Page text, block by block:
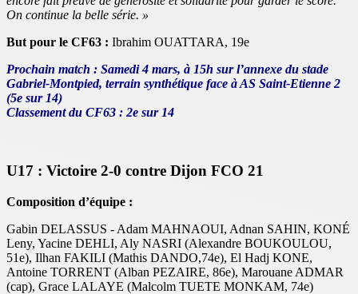
On continue la belle série. »
But pour le CF63 : Ibrahim OUATTARA, 19e
Prochain match : Samedi 4 mars, à 15h sur l’annexe du stade
Gabriel-Montpied, terrain synthétique face à AS Saint-Etienne 2
(5e sur 14)
Classement du CF63 : 2e sur 14
U17 : Victoire 2-0 contre Dijon FCO 21
Composition d’équipe :
Gabin DELASSUS - Adam MAHNAOUI, Adnan SAHIN, KONÉ
Leny, Yacine DEHLI, Aly NASRI (Alexandre BOUKOULOU,
51e), Ilhan FAKILI (Mathis DANDO,74e), El Hadj KONE,
Antoine TORRENT (Alban PEZAIRE, 86e), Marouane ADMAR
(cap), Grace LALAYE (Malcolm TUETE MONKAM, 74e)